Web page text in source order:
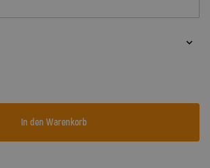
In den Warenkorb